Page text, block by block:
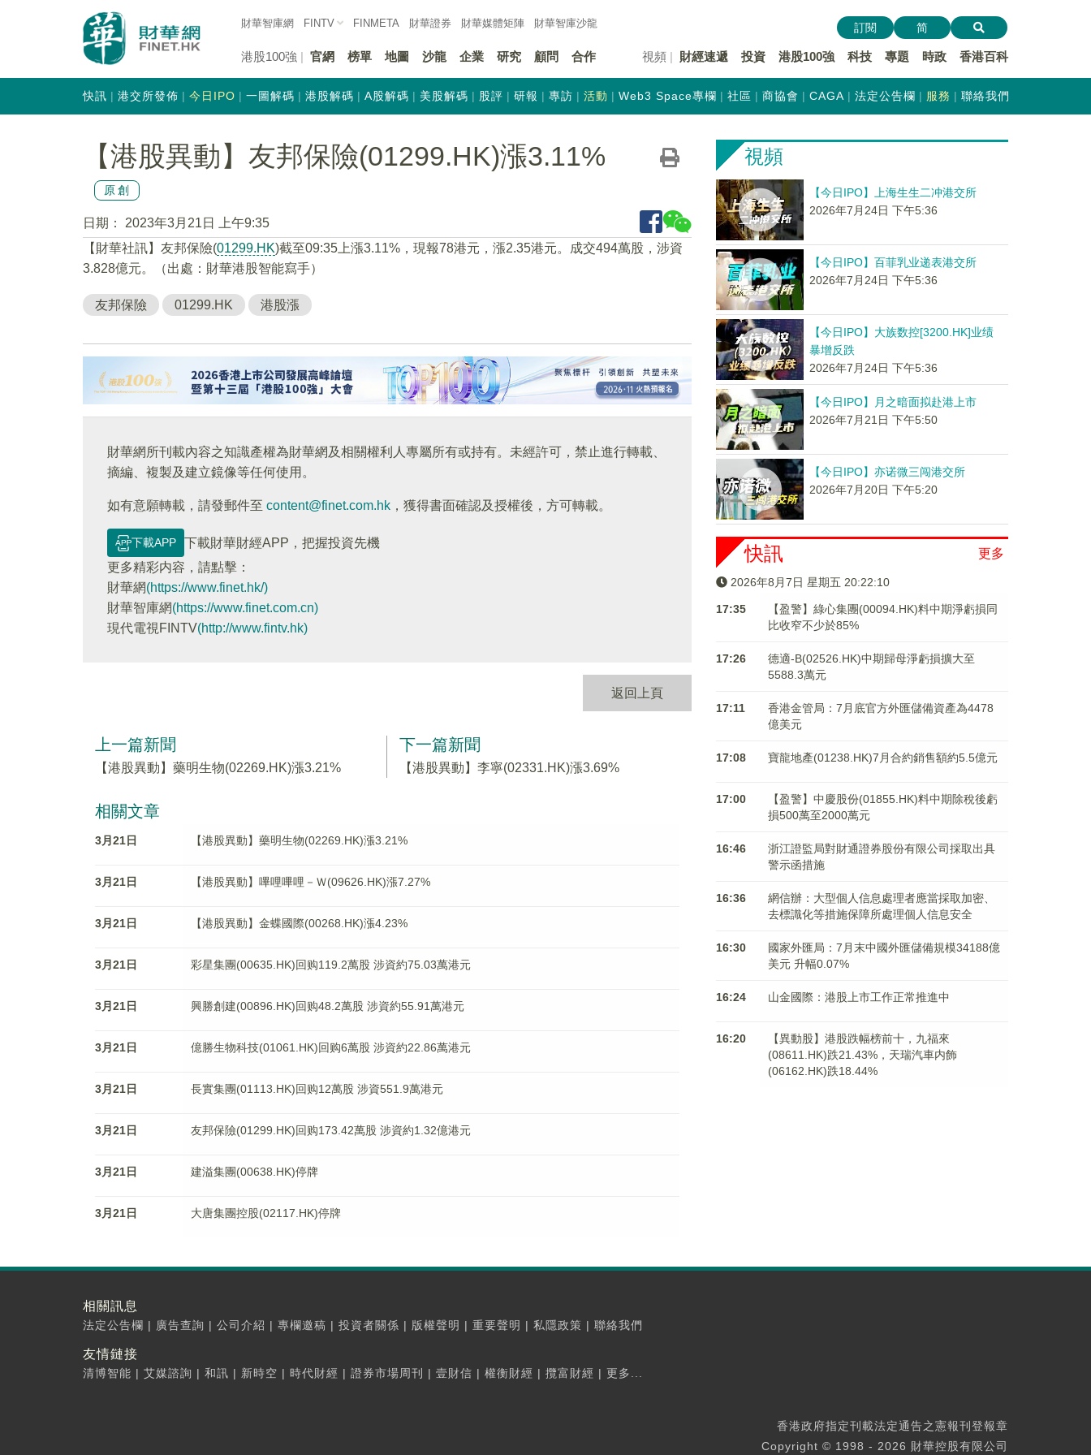
財華智庫網 FINTV FINMETA 財華證券 財華媒體矩陣 財華智庫沙龍
港股100強 官網 榜單 地圖 沙龍 企業 研究 顧問 合作 視頻 財經速遞 投資 港股100強 科技 專題 時政 香港百科
訂閱 简
快訊 港交所發佈 今日IPO 一圖解碼 港股解碼 A股解碼 美股解碼 股評 研報 專訪 活動 Web3 Space專欄 社區 商協會 CAGA 法定公告欄 服務 聯絡我們
【港股異動】友邦保險(01299.HK)漲3.11%
原創
日期：
2023年3月21日 上午9:35
【財華社訊】友邦保險(01299.HK)截至09:35上漲3.11%，現報78港元，漲2.35港元。成交494萬股，涉資
3.828億元。（出處：財華港股智能寫手）
友邦保險 01299.HK 港股漲
財華網所刊載內容之知識產權為財華網及相關權利人專屬所有或持有。未經許可，禁止進行轉載、
摘編、複製及建立鏡像等任何使用。
如有意願轉載，請發郵件至 content@finet.com.hk ，獲得書面確認及授權後，方可轉載。
下載APP
下載財華財經APP，把握投資先機
更多精彩内容，請點擊：
財華網(https://www.finet.hk/)
財華智庫網(https://www.finet.com.cn)
現代電視FINTV(http://www.fintv.hk)
返回上頁
上一篇新聞
【港股異動】藥明生物(02269.HK)漲3.21%
下一篇新聞
【港股異動】李寧(02331.HK)漲3.69%
相關文章
3月21日 【港股異動】藥明生物(02269.HK)漲3.21%
3月21日 【港股異動】嗶哩嗶哩－Ｗ(09626.HK)漲7.27%
3月21日 【港股異動】金蝶國際(00268.HK)漲4.23%
3月21日 彩星集團(00635.HK)回购119.2萬股 涉資約75.03萬港元
3月21日 興勝創建(00896.HK)回购48.2萬股 涉資約55.91萬港元
3月21日 億勝生物科技(01061.HK)回购6萬股 涉資約22.86萬港元
3月21日 長實集團(01113.HK)回购12萬股 涉資551.9萬港元
3月21日 友邦保險(01299.HK)回购173.42萬股 涉資約1.32億港元
3月21日 建溢集團(00638.HK)停牌
3月21日 大唐集團控股(02117.HK)停牌
視頻
【今日IPO】上海生生二冲港交所
2026年7月24日 下午5:36
【今日IPO】百菲乳业递表港交所
2026年7月24日 下午5:36
【今日IPO】大族数控[3200.HK]业绩
暴增反跌
2026年7月24日 下午5:36
【今日IPO】月之暗面拟赴港上市
2026年7月21日 下午5:50
【今日IPO】亦诺微三闯港交所
2026年7月20日 下午5:20
更多
快訊
2026年8月7日 星期五 20:22:10
17:35
【盈警】綠心集團(00094.HK)料中期淨虧損同
比收窄不少於85%
17:26
德適-B(02526.HK)中期歸母淨虧損擴大至
5588.3萬元
17:11
香港金管局：7月底官方外匯儲備資產為4478
億美元
17:08 寶龍地產(01238.HK)7月合約銷售額約5.5億元
17:00
【盈警】中慶股份(01855.HK)料中期除稅後虧
損500萬至2000萬元
16:46
浙江證監局對財通證券股份有限公司採取出具
警示函措施
16:36
網信辦：大型個人信息處理者應當採取加密、
去標識化等措施保障所處理個人信息安全
16:30
國家外匯局：7月末中國外匯儲備規模34188億
美元 升幅0.07%
16:24 山金國際：港股上市工作正常推進中
16:20
【異動股】港股跌幅榜前十，九福來
(08611.HK)跌21.43%，天瑞汽車内飾
(06162.HK)跌18.44%
相關訊息
法定公告欄 | 廣告查詢 | 公司介紹 | 專欄邀稿 | 投資者關係 | 版權聲明 | 重要聲明 | 私隱政策 | 聯絡我們
友情鏈接
清博智能 | 艾媒諮詢 | 和訊 | 新時空 | 時代財經 | 證券市場周刊 | 壹財信 | 權衡財經 | 攬富財經 | 更多...
香港政府指定刊載法定通告之憲報刊登報章
Copyright © 1998 - 2026 財華控股有限公司